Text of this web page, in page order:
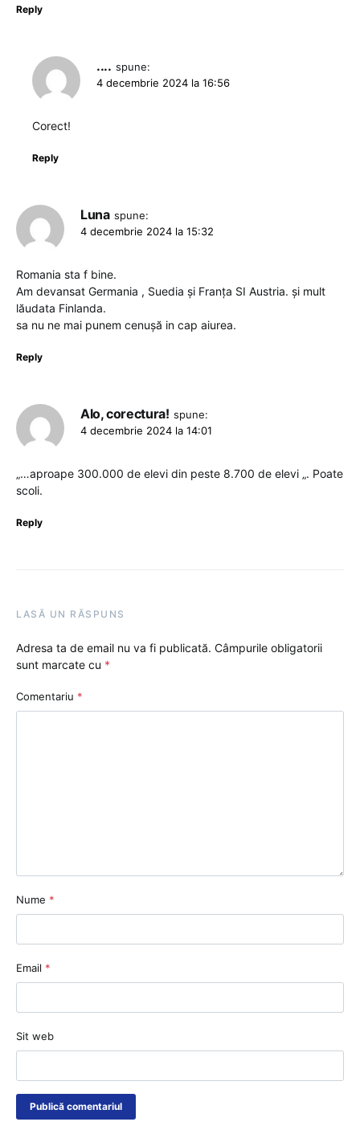
Reply
.... spune:
4 decembrie 2024 la 16:56
Corect!
Reply
Luna spune:
4 decembrie 2024 la 15:32
Romania sta f bine.
Am devansat Germania , Suedia și Franța SI Austria. și mult
lăudata Finlanda.
sa nu ne mai punem cenușă in cap aiurea.
Reply
Alo, corectura! spune:
4 decembrie 2024 la 14:01
„…aproape 300.000 de elevi din peste 8.700 de elevi „. Poate
scoli.
Reply
LASĂ UN RĂSPUNS
Adresa ta de email nu va fi publicată. Câmpurile obligatorii
sunt marcate cu *
Comentariu *
Nume *
Email *
Sit web